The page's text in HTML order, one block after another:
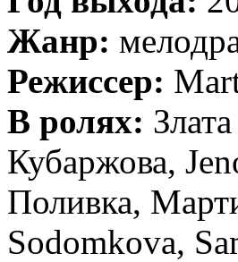
Жанр:
Режиссер:
В ролях:
Кубаржова,
Поливка,
Sodomkova,